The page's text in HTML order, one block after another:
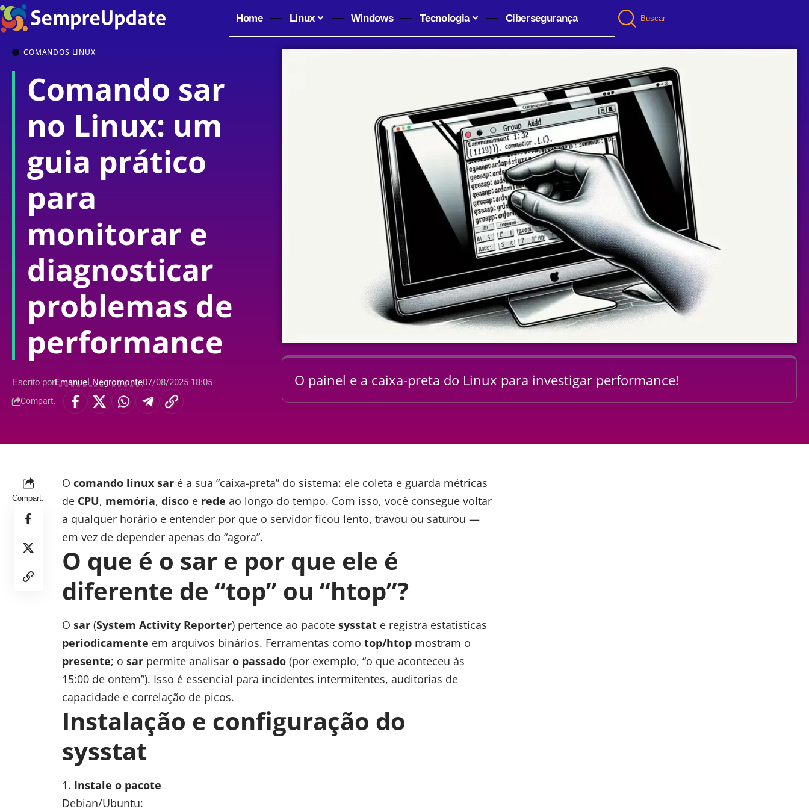
Home Linux Windows Tecnologia Cibersegurança Buscar
COMANDOS LINUX
Comando sar
no Linux: um
guia prático
para
monitorar e
diagnosticar
problemas de
performance
Escrito porEmanuel Negromonte07/08/2025 18:05
Compart.
O painel e a caixa-preta do Linux para investigar performance!
Compart.
O comando linux sar é a sua “caixa-preta” do sistema: ele coleta e guarda métricas
de CPU, memória, disco e rede ao longo do tempo. Com isso, você consegue voltar
a qualquer horário e entender por que o servidor ficou lento, travou ou saturou —
em vez de depender apenas do “agora”.
O que é o sar e por que ele é
diferente de “top” ou “htop”?
O sar (System Activity Reporter) pertence ao pacote sysstat e registra estatísticas
periodicamente em arquivos binários. Ferramentas como top/htop mostram o
presente; o sar permite analisar o passado (por exemplo, “o que aconteceu às
15:00 de ontem”). Isso é essencial para incidentes intermitentes, auditorias de
capacidade e correlação de picos.
Instalação e configuração do
sysstat
Instale o pacote
Debian/Ubuntu: